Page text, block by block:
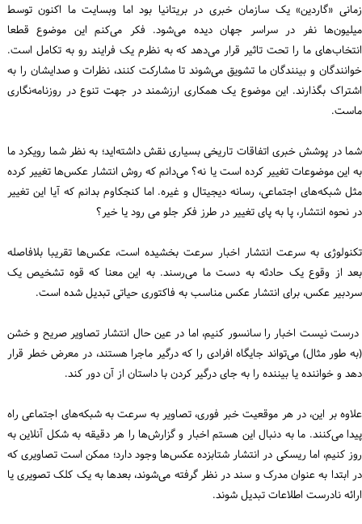
زمانی «گاردین» یک سازمان خبری در بریتانیا بود اما وبسایت ما اکنون توسط
میلیون‌ها نفر در سراسر جهان دیده می‌شود. فکر می‌کنم این موضوع قطعا
انتخاب‌های ما را تحت تاثیر قرار می‌دهد که به نظرم یک فرایند رو به تکامل است.
خوانندگان و بینندگان ما تشویق می‌شوند تا مشارکت کنند، نظرات و صدایشان را به
اشتراک بگذارند. این موضوع یک همکاری ارزشمند در جهت تنوع در روزنامه‌نگاری
ماست.
شما در پوشش خبری اتفاقات تاریخی بسیاری نقش داشته‌اید؛ به نظر شما رویکرد ما
به این موضوعات تغییر کرده است یا نه؟ می‌دانم که روش انتشار عکس‌ها تغییر کرده
مثل شبکه‌های اجتماعی، رسانه دیجیتال و غیره. اما کنجکاوم بدانم که آیا این تغییر
در نحوه انتشار، پا به پای تغییر در طرز فکر جلو می رود یا خیر؟
تکنولوژی به سرعت انتشار اخبار سرعت بخشیده است، عکس‌ها تقریبا بلافاصله
بعد از وقوع یک حادثه به دست ما می‌رسند. به این معنا که قوه تشخیص یک
سردبیر عکس، برای انتشار عکس مناسب به فاکتوری حیاتی تبدیل شده است.
درست نیست اخبار را سانسور کنیم، اما در عین حال انتشار تصاویر صریح و خشن
(به طور مثال) می‌تواند جایگاه افرادی را که درگیر ماجرا هستند، در معرض خطر قرار
دهد و خواننده یا بیننده را به جای درگیر کردن با داستان از آن دور کند.
علاوه بر این، در هر موقعیت خبر فوری، تصاویر به سرعت به شبکه‌های اجتماعی راه
پیدا می‌کنند. ما به دنبال این هستم اخبار و گزارش‌ها را هر دقیقه به شکل آنلاین به
روز کنیم، اما ریسکی در انتشار شتابزده عکس‌ها وجود دارد؛ ممکن است تصاویری که
در ابتدا به عنوان مدرک و سند در نظر گرفته می‌شوند، بعدها به یک کلک تصویری یا
ارائه نادرست اطلاعات تبدیل شوند.